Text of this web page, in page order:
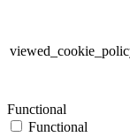
Functional
Functional